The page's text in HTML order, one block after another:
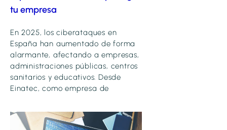
tu empresa
En 2025, los ciberataques en
España han aumentado de forma
alarmante, afectando a empresas,
administraciones públicas, centros
sanitarios y educativos. Desde
Einatec, como empresa de